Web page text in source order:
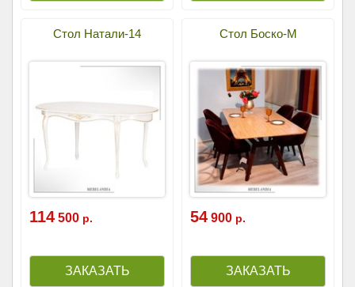
Стол Натали-14
114 500 р.
Стол Боско-М
54 900 р.